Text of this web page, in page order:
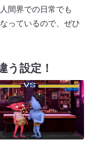
間界での日常でも
っているので、ぜひ
う設定！